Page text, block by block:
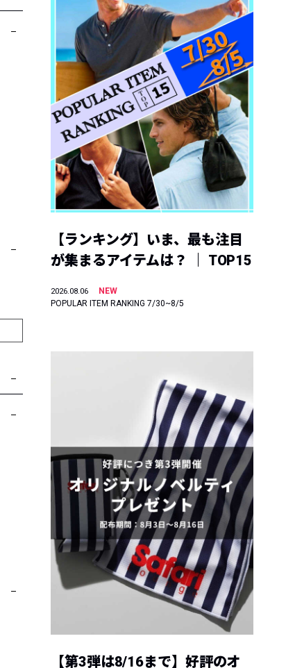
【ランキング】いま、最も注目
が集まるアイテムは？ ｜ TOP15
2026.08.06
NEW
POPULAR ITEM RANKING 7/30~8/5
【第3弾は8/16まで】好評のオ